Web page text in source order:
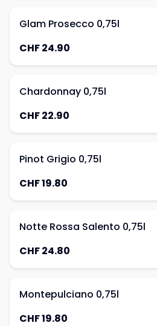
Glam Prosecco 0,75l
CHF 24.90
Chardonnay 0,75l
CHF 22.90
Pinot Grigio 0,75l
CHF 19.80
Notte Rossa Salento 0,75l
CHF 24.80
Montepulciano 0,75l
CHF 19.80